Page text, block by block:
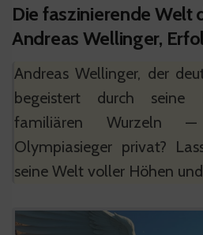
Die faszinierende Welt
Andreas Wellinger,
Andreas Wellinger, der
begeistert durch seine
familiären
Olympiasieger privat?
seine Welt voller Höhen